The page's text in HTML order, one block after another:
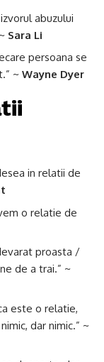
abuzului
Sara Li
persoana se
~ Wayne Dyer
in relatii de
o relatie de
proasta /
de a trai.” ~
este o relatie,
dar nimic.” ~